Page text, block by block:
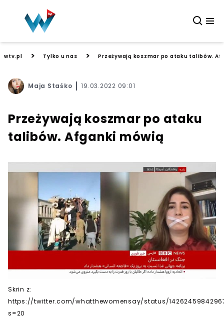
wtv.pl > Tylko u nas > Przeżywają koszmar po ataku talibów.
Maja Staśko 19.03.2022 09:01
Przeżywają koszmar po ataku
talibów. Afganki mówią
Skrin z:
https://twitter.com/whatthewomensay/status/
s=20